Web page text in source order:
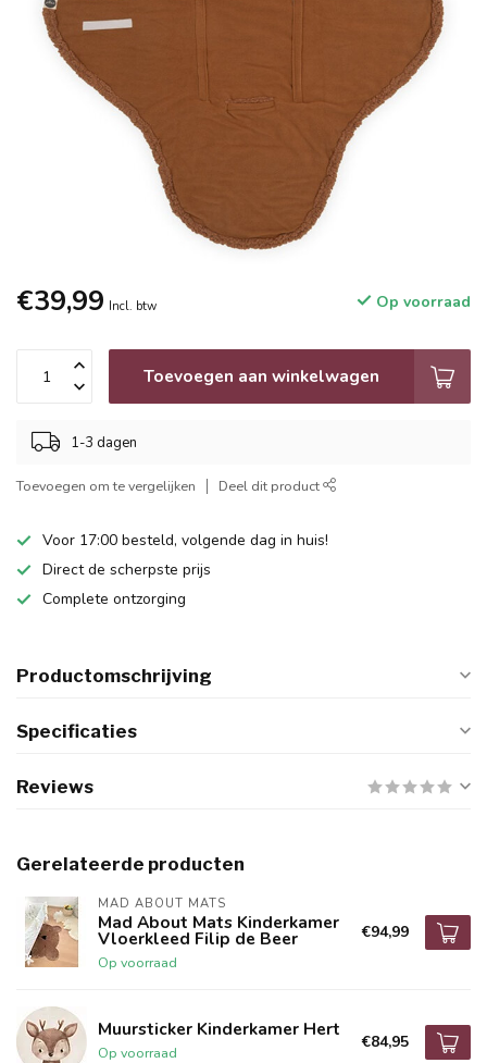
€39,99 Incl. btw Op voorraad
Toevoegen aan winkelwagen
1-3 dagen
Toevoegen om te vergelijken Deel dit product
Voor 17:00 besteld, volgende dag in huis!
Direct de scherpste prijs
Complete ontzorging
Productomschrijving
Specificaties
Reviews
Gerelateerde producten
MAD ABOUT MATS
Mad About Mats Kinderkamer
Vloerkleed Filip de Beer
Op voorraad
€94,99
Muursticker Kinderkamer Hert
Op voorraad
€84,95